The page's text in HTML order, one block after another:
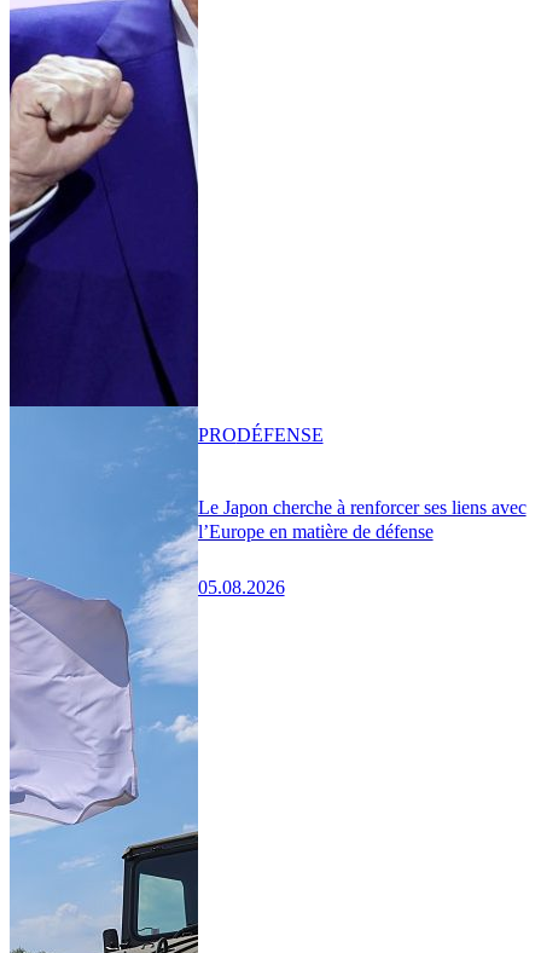
Le Japon cherche à renforcer ses liens avec
l’Europe en matière de défense
05.08.2026
PRODÉFENSE